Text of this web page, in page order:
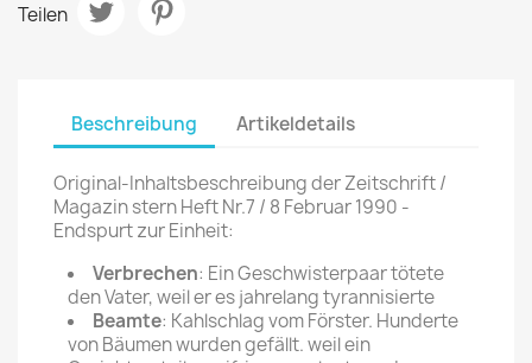
Teilen
Beschreibung Artikeldetails
Original-Inhaltsbeschreibung der Zeitschrift /
Magazin stern Heft Nr.7 / 8 Februar 1990 -
Endspurt zur Einheit:
Verbrechen: Ein Geschwisterpaar tötete
den Vater, weil er es jahrelang tyrannisierte
Beamte: Kahlschlag vom Förster. Hunderte
von Bäumen wurden gefällt. weil ein